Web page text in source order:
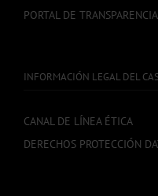
PORTAL DE TRANSPARENCIA
INFORMACIÓN LEGAL DEL
CANAL DE LÍNEA ÉTICA
DERECHOS PROTECCIÓN